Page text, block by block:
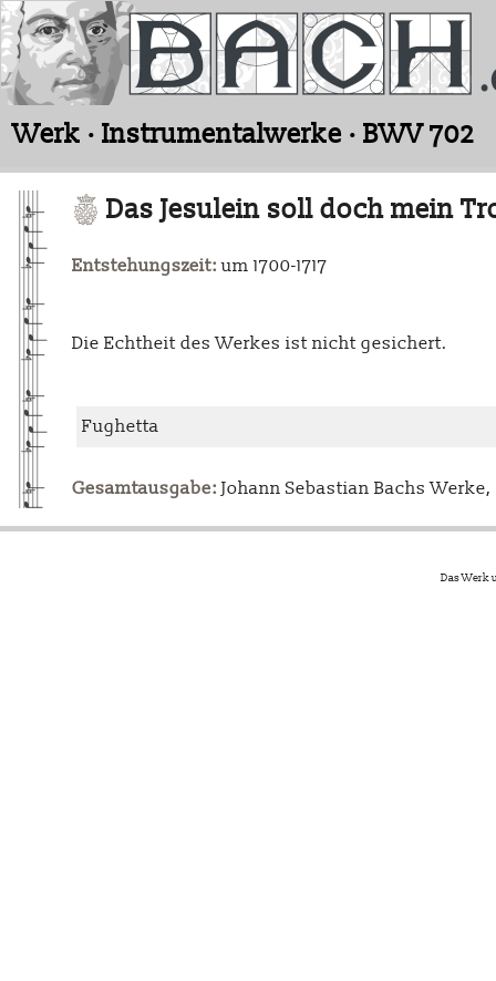
Werk · Instrumentalwerke · BWV 702
Das Jesulein soll doch mein
Entstehungszeit: um 1700-1717
Die Echtheit des Werkes ist nicht gesichert.
Fughetta
Gesamtausgabe: Johann Sebastian Bachs Werke,
Das Werk